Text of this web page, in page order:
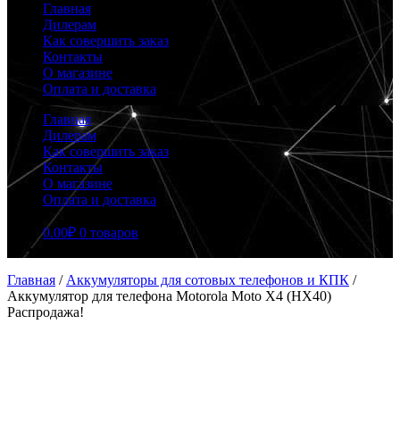
Главная
Дилерам
Как совершить заказ
Контакты
О магазине
Оплата и доставка
Главная
Дилерам
Как совершить заказ
Контакты
О магазине
Оплата и доставка
0.00₽ 0 товаров
Главная / Аккумуляторы для сотовых телефонов и КПК /
Аккумулятор для телефона Motorola Moto X4 (HX40)
Распродажа!